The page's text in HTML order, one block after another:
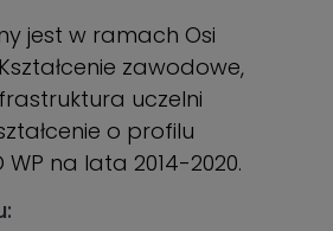
jest w ramach Osi
zawodowe,
uczelni
o profilu
na lata 2014-2020.